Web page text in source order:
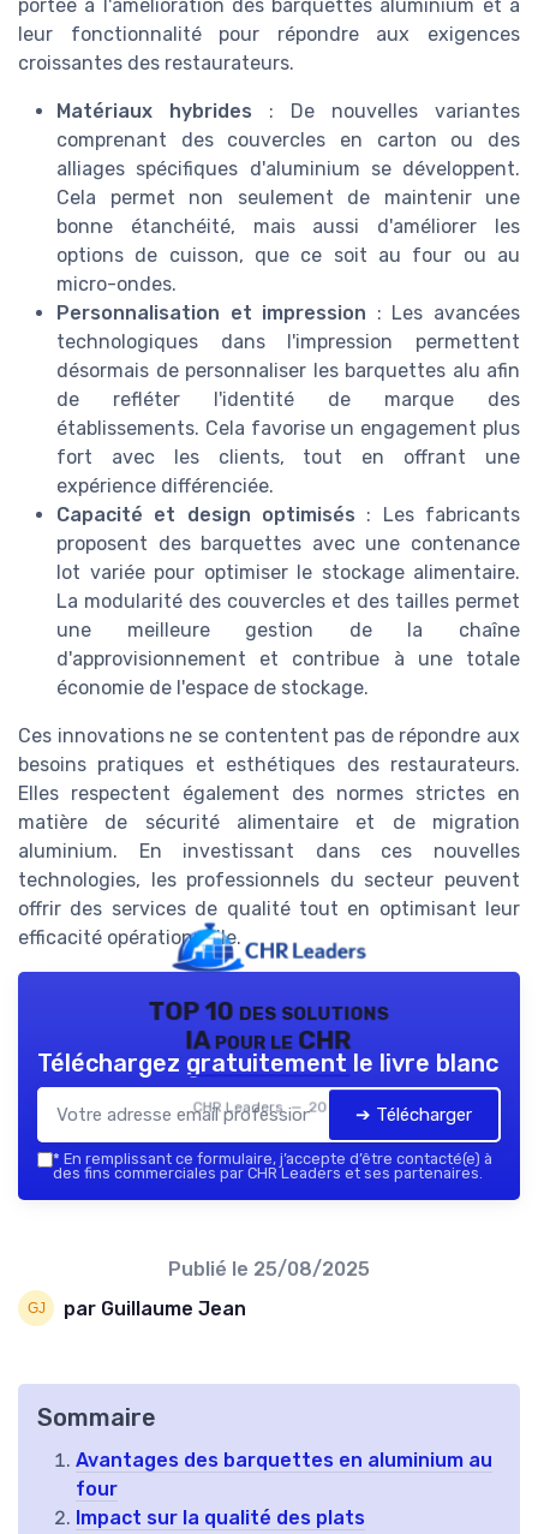
portée à l'amélioration des barquettes aluminium et à
leur fonctionnalité pour répondre aux exigences
croissantes des restaurateurs.
Matériaux hybrides : De nouvelles variantes
comprenant des couvercles en carton ou des
alliages spécifiques d'aluminium se développent.
Cela permet non seulement de maintenir une
bonne étanchéité, mais aussi d'améliorer les
options de cuisson, que ce soit au four ou au
micro-ondes.
Personnalisation et impression : Les avancées
technologiques dans l'impression permettent
désormais de personnaliser les barquettes alu afin
de refléter l'identité de marque des
établissements. Cela favorise un engagement plus
fort avec les clients, tout en offrant une
expérience différenciée.
Capacité et design optimisés : Les fabricants
proposent des barquettes avec une contenance
lot variée pour optimiser le stockage alimentaire.
La modularité des couvercles et des tailles permet
une meilleure gestion de la chaîne
d'approvisionnement et contribue à une totale
économie de l'espace de stockage.
Ces innovations ne se contentent pas de répondre aux
besoins pratiques et esthétiques des restaurateurs.
Elles respectent également des normes strictes en
matière de sécurité alimentaire et de migration
aluminium. En investissant dans ces nouvelles
technologies, les professionnels du secteur peuvent
offrir des services de qualité tout en optimisant leur
efficacité opérationnelle.
TOP 10 des solutions
IA pour le CHR
CHR Leaders — 2026
Téléchargez gratuitement le livre blanc
➔ Télécharger
* En remplissant ce formulaire, j’accepte d’être contacté(e) à
des fins commerciales par CHR Leaders et ses partenaires.
Publié le 25/08/2025
par Guillaume Jean
Sommaire
Avantages des barquettes en aluminium au
four
Impact sur la qualité des plats